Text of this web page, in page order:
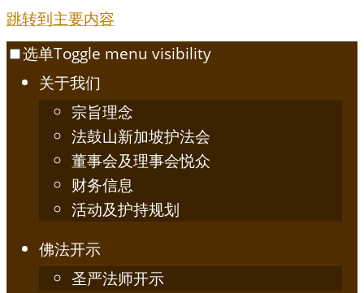
跳转到主要内容
选单Toggle menu visibility
关于我们
宗旨理念
法鼓山新加坡护法会
董事会及理事会悦众
财务信息
活动及护持规划
佛法开示
圣严法师开示